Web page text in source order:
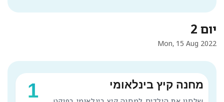
יום 2
Mon, 15 Aug 2022
1 מחנה קיץ בינלאומי